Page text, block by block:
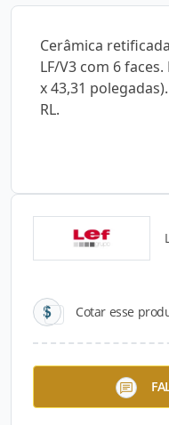
Cerâmica
LF/V3 com 6
x 43,31
RL.
Cotar esse